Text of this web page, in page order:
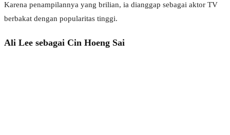
Karena penampilannya yang brilian, ia dianggap sebagai aktor TV
berbakat dengan popularitas tinggi.
Ali Lee sebagai Cin Hoeng Sai